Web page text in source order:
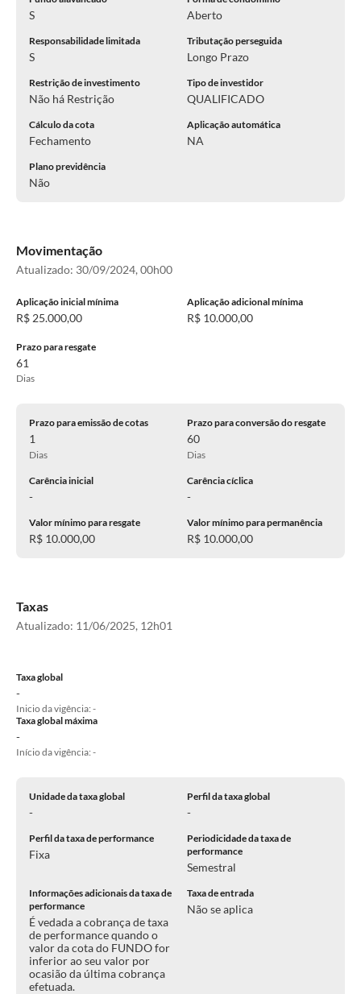
S Aberto
Responsabilidade limitada
S
Tributação perseguida
Longo Prazo
Restrição de investimento
Não há Restrição
Tipo de investidor
QUALIFICADO
Cálculo da cota
Fechamento
Aplicação automática
NA
Plano previdência
Não
Movimentação
Atualizado: 30/09/2024, 00h00
Aplicação inicial mínima
R$ 25.000,00
Aplicação adicional mínima
R$ 10.000,00
Prazo para resgate
61
Dias
Prazo para emissão de cotas
1
Dias
Prazo para conversão do resgate
60
Dias
Carência inicial
-
Carência cíclica
-
Valor mínimo para resgate
R$ 10.000,00
Valor mínimo para permanência
R$ 10.000,00
Taxas
Atualizado: 11/06/2025, 12h01
Taxa global
-
Inicio da vigência: -
Taxa global máxima
-
Início da vigência: -
Unidade da taxa global
-
Perfil da taxa global
-
Perfil da taxa de performance
Fixa
Periodicidade da taxa de
performance
Semestral
Informações adicionais da taxa de
performance
É vedada a cobrança de taxa
de performance quando o
valor da cota do FUNDO for
inferior ao seu valor por
ocasião da última cobrança
efetuada.
Taxa de entrada
Não se aplica